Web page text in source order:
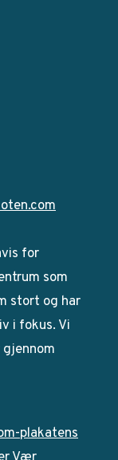
for
som
stort og har
i fokus. Vi
plakatens